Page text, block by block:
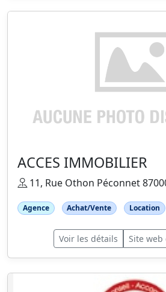
ACCES IMMOBILIER
11, Rue Othon Péconnet
Agence Achat/Vente Location
Voir les détails Site web